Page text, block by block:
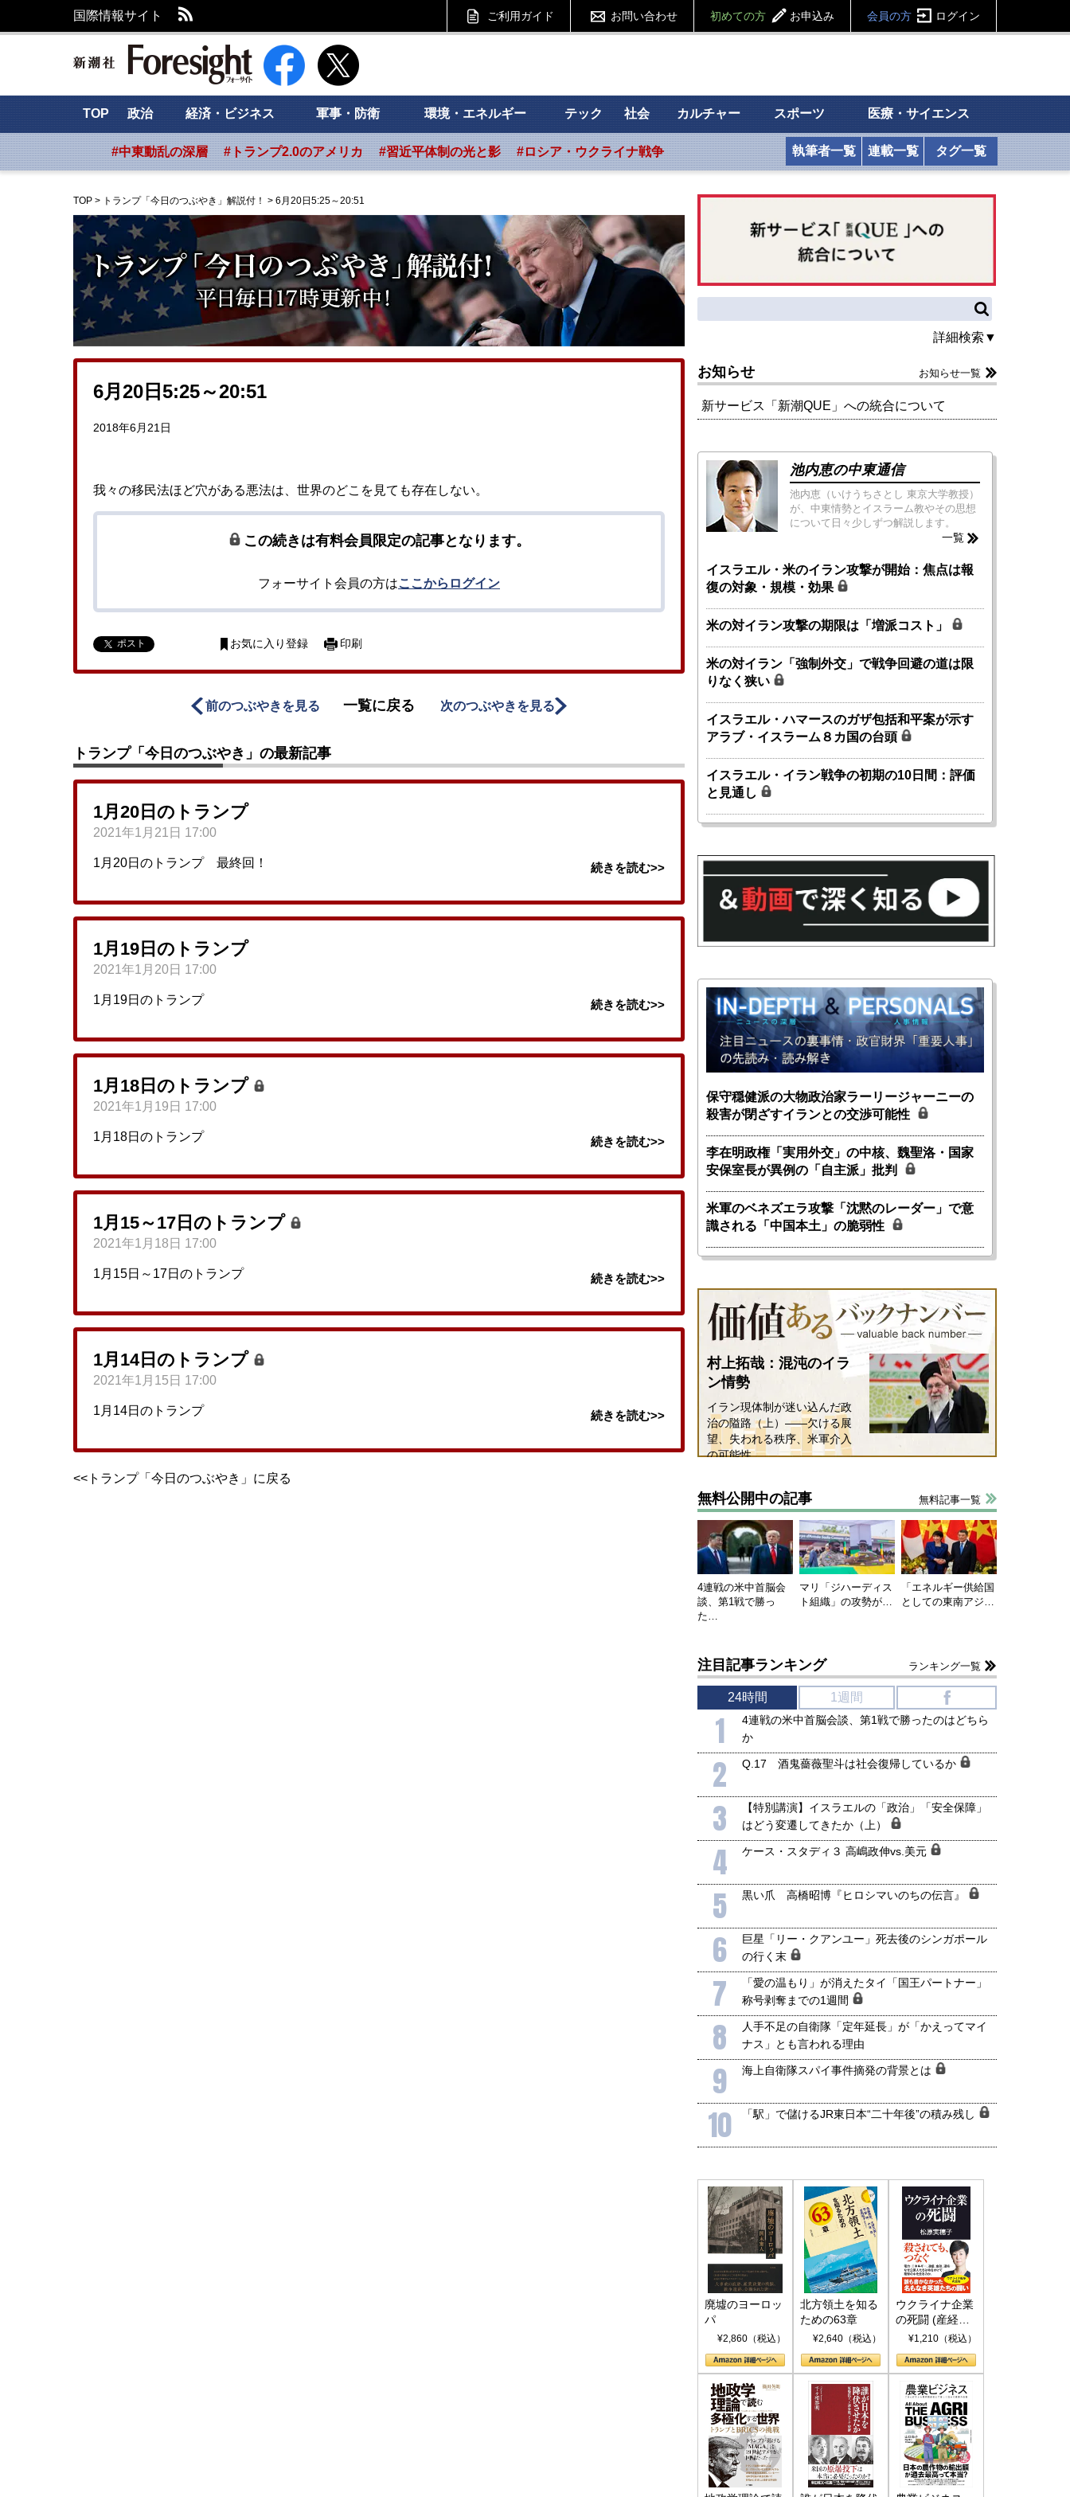
国際情報サイト ご利用ガイド お問い合わせ 初めての方 お申込み 会員の方 ログイン
新潮社 Foresight フォーサイト
TOP 政治 経済・ビジネス 軍事・防衛 環境・エネルギー テック 社会 カルチャー スポーツ 医療・サイエンス
#中東動乱の深層 #トランプ2.0のアメリカ #習近平体制の光と影 #ロシア・ウクライナ戦争 執筆者一覧 連載一覧 タグ一覧
TOP > トランプ「今日のつぶやき」解説付！ > 6月20日5:25～20:51
6月20日5:25～20:51
2018年6月21日
我々の移民法ほど穴がある悪法は、世界のどこを見ても存在しない。
この続きは有料会員限定の記事となります。
フォーサイト会員の方はここからログイン
ポスト お気に入り登録 印刷
前のつぶやきを見る 一覧に戻る 次のつぶやきを見る
トランプ「今日のつぶやき」の最新記事
1月20日のトランプ
2021年1月21日 17:00
1月20日のトランプ 最終回！ 続きを読む>>
1月19日のトランプ
2021年1月20日 17:00
1月19日のトランプ 続きを読む>>
1月18日のトランプ
2021年1月19日 17:00
1月18日のトランプ 続きを読む>>
1月15～17日のトランプ
2021年1月18日 17:00
1月15日～17日のトランプ 続きを読む>>
1月14日のトランプ
2021年1月15日 17:00
1月14日のトランプ 続きを読む>>
<<トランプ「今日のつぶやき」に戻る
詳細検索▼
お知らせ お知らせ一覧
新サービス「新潮QUE」への統合について
池内恵の中東通信
池内恵（いけうちさとし 東京大学教授）
が、中東情勢とイスラーム教やその思想
について日々少しずつ解説します。
一覧
イスラエル・米のイラン攻撃が開始：焦点は報
復の対象・規模・効果
米の対イラン攻撃の期限は「増派コスト」
米の対イラン「強制外交」で戦争回避の道は限
りなく狭い
イスラエル・ハマースのガザ包括和平案が示す
アラブ・イスラーム８カ国の台頭
イスラエル・イラン戦争の初期の10日間：評価
と見通し
保守穏健派の大物政治家ラーリージャーニーの
殺害が閉ざすイランとの交渉可能性
李在明政権「実用外交」の中核、魏聖洛・国家
安保室長が異例の「自主派」批判
米軍のベネズエラ攻撃「沈黙のレーダー」で意
識される「中国本土」の脆弱性
村上拓哉：混沌のイラ
ン情勢
イラン現体制が迷い込んだ政
治の隘路（上）――欠ける展
望、失われる秩序、米軍介入
の可能性
無料公開中の記事 無料記事一覧
4連戦の米中首脳会
談、第1戦で勝っ
た…
マリ「ジハーディス
ト組織」の攻勢が…
「エネルギー供給国
としての東南アジ…
注目記事ランキング ランキング一覧
24時間 1週間
1
4連戦の米中首脳会談、第1戦で勝ったのはどちら
か
2 Q.17 酒鬼薔薇聖斗は社会復帰しているか
3
【特別講演】イスラエルの「政治」「安全保障」
はどう変遷してきたか（上）
4 ケース・スタディ３ 高嶋政伸vs.美元
5 黒い爪 高橋昭博『ヒロシマいのちの伝言』
6
巨星「リー・クアンユー」死去後のシンガポール
の行く末
7
「愛の温もり」が消えたタイ「国王パートナー」
称号剥奪までの1週間
8
人手不足の自衛隊「定年延長」が「かえってマイ
ナス」とも言われる理由
9 海上自衛隊スパイ事件摘発の背景とは
10 「駅」で儲けるJR東日本“二十年後”の積み残し
廃墟のヨーロッ
パ
¥2,860（税込）
北方領土を知る
ための63章
¥2,640（税込）
ウクライナ企業
の死闘 (産経セ
レクト S 039)
¥1,210（税込）